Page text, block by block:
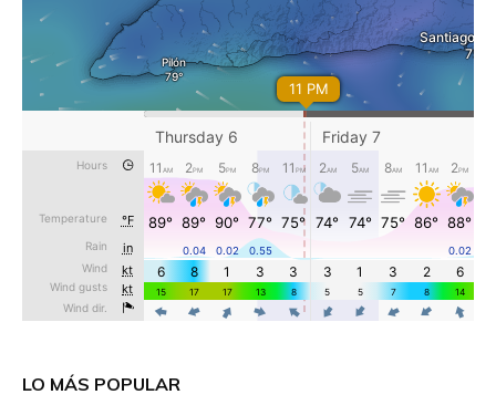
LO MÁS POPULAR